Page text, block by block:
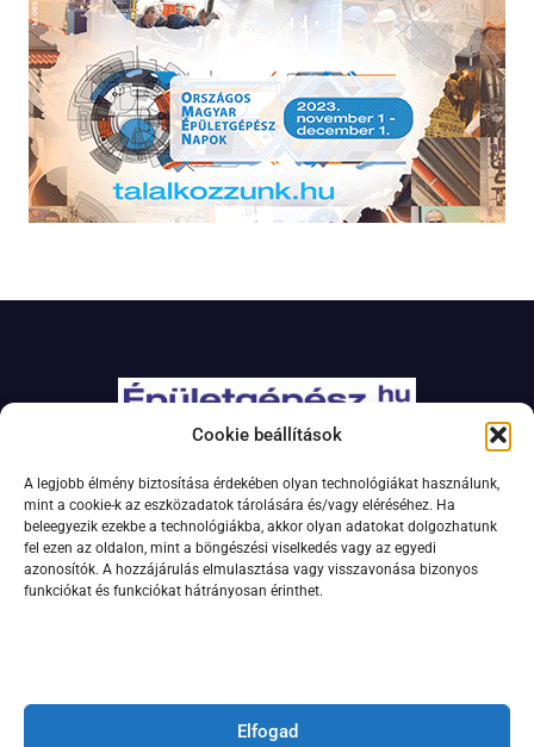
Cookie beállítások
A legjobb élmény biztosítása érdekében olyan technológiákat használunk,
mint a cookie-k az eszközadatok tárolására és/vagy eléréséhez. Ha
beleegyezik ezekbe a technológiákba, akkor olyan adatokat dolgozhatunk
fel ezen az oldalon, mint a böngészési viselkedés vagy az egyedi
azonosítók. A hozzájárulás elmulasztása vagy visszavonása bizonyos
funkciókat és funkciókat hátrányosan érinthet.
Elfogad
Adatkezelési szabályzat
Jogi nyilatkozat
Kapcsolat
Impresszum